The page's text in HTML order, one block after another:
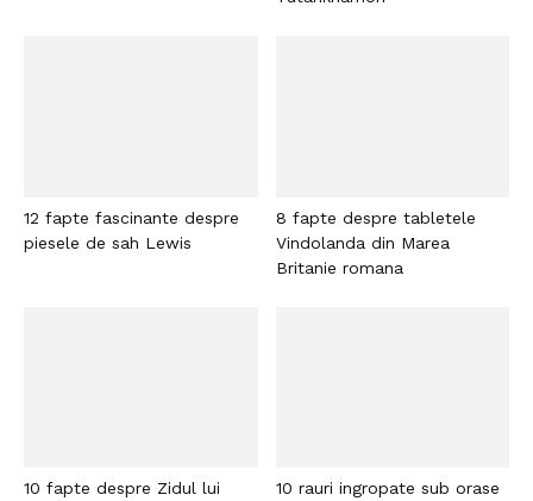
12 fapte fascinante despre
piesele de sah Lewis
8 fapte despre tabletele
Vindolanda din Marea
Britanie romana
10 fapte despre Zidul lui
10 rauri ingropate sub orase